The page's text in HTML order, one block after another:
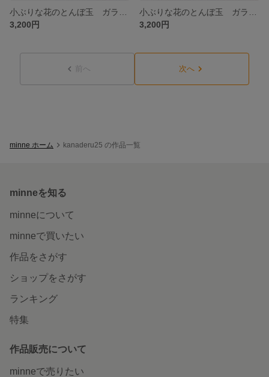
3,200円
3,200円
前へ 次へ
minne ホーム kanaderu25 の作品一覧
minneを知る
minneについて
minneで買いたい
作品をさがす
ショップをさがす
ランキング
特集
作品販売について
minneで売りたい